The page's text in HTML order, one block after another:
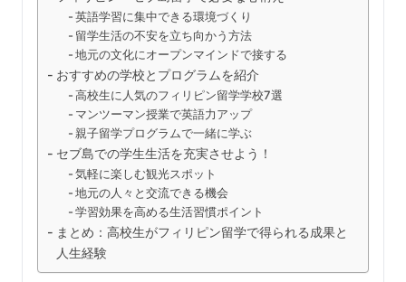
英語学習に集中できる環境づくり
留学生活の不安を立ち向かう方法
地元の文化にオープンマインドで接する
おすすめの学校とプログラムを紹介
高校生に人気のフィリピン留学学校7選
マンツーマン授業で英語力アップ
親子留学プログラムで一緒に学ぶ
セブ島での学生生活を充実させよう！
気軽に楽しむ観光スポット
地元の人々と交流できる機会
学習効果を高める生活習慣ポイント
まとめ：高校生がフィリピン留学で得られる成果と
人生経験